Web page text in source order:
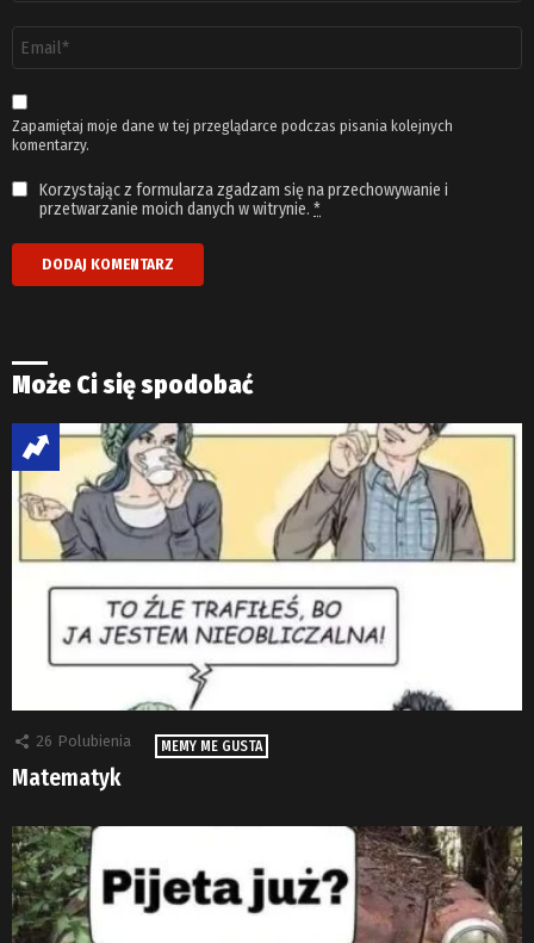
email
*
Zapamiętaj moje dane w tej przeglądarce podczas pisania kolejnych
komentarzy.
Korzystając z formularza zgadzam się na przechowywanie i
przetwarzanie moich danych w witrynie. *
Może Ci się spodobać
26 Polubienia MEMY ME GUSTA
Matematyk